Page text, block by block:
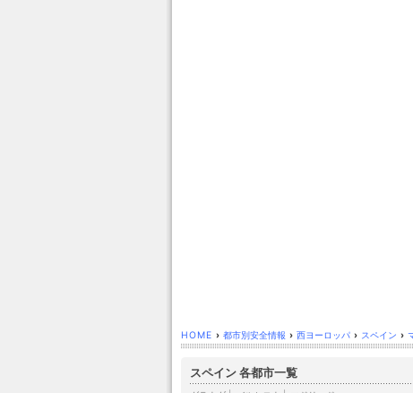
HOME › 都市別安全情報 › 西ヨーロッパ › スペイン ›
スペイン 各都市一覧